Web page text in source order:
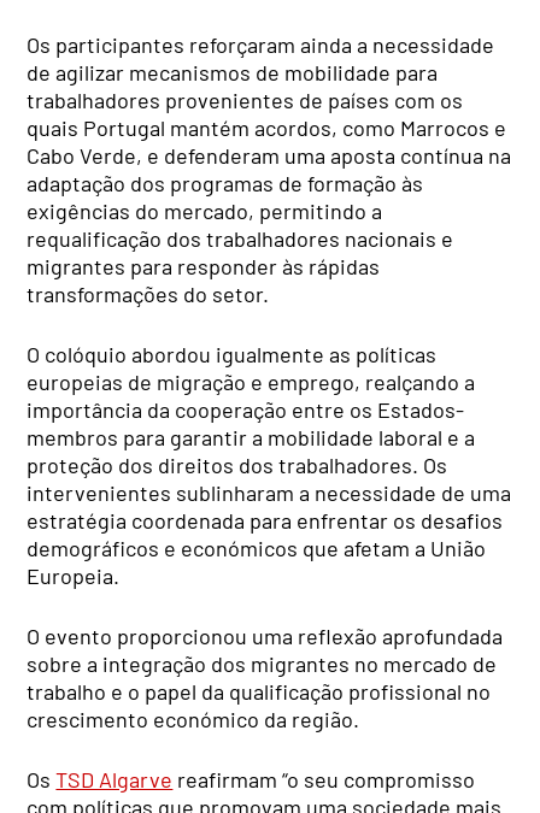
Os participantes reforçaram ainda a necessidade
de agilizar mecanismos de mobilidade para
trabalhadores provenientes de países com os
quais Portugal mantém acordos, como Marrocos e
Cabo Verde, e defenderam uma aposta contínua na
adaptação dos programas de formação às
exigências do mercado, permitindo a
requalificação dos trabalhadores nacionais e
migrantes para responder às rápidas
transformações do setor.
O colóquio abordou igualmente as políticas
europeias de migração e emprego, realçando a
importância da cooperação entre os Estados-
membros para garantir a mobilidade laboral e a
proteção dos direitos dos trabalhadores. Os
intervenientes sublinharam a necessidade de uma
estratégia coordenada para enfrentar os desafios
demográficos e económicos que afetam a União
Europeia.
O evento proporcionou uma reflexão aprofundada
sobre a integração dos migrantes no mercado de
trabalho e o papel da qualificação profissional no
crescimento económico da região.
OsTSD Algarve reafirmam “o seu compromisso
com políticas que promovam uma sociedade mais